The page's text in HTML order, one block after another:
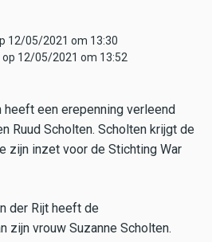
12/05/2021 om 13:30
12/05/2021 om 13:52
heeft een erepenning verleend
Ruud Scholten. Scholten krijgt de
zijn inzet voor de Stichting War
der Rijt heeft de
zijn vrouw Suzanne Scholten.